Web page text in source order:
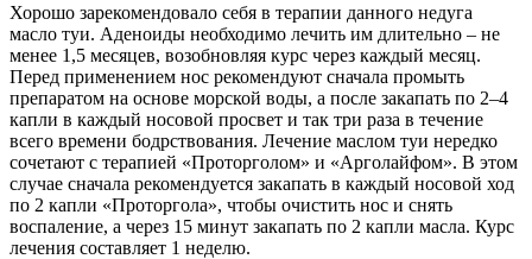
Хорошо зарекомендовало себя в терапии данного недуга
масло туи. Аденоиды необходимо лечить им длительно – не
менее 1,5 месяцев, возобновляя курс через каждый месяц.
Перед применением нос рекомендуют сначала промыть
препаратом на основе морской воды, а после закапать по 2–4
капли в каждый носовой просвет и так три раза в течение
всего времени бодрствования. Лечение маслом туи нередко
сочетают с терапией «Проторголом» и «Арголайфом». В этом
случае сначала рекомендуется закапать в каждый носовой ход
по 2 капли «Проторгола», чтобы очистить нос и снять
воспаление, а через 15 минут закапать по 2 капли масла. Курс
лечения составляет 1 неделю.